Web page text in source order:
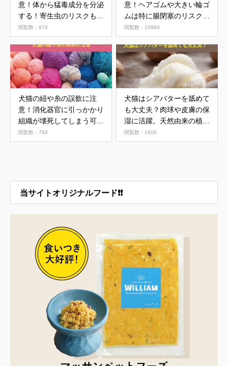
意！体から猛毒成分を分泌
する！寄生虫のリスクもあ
り
閲覧数：874
意！ヘアゴムや大きい輪ゴ
ムは特に腸閉塞のリスクが
高い！
閲覧数：15984
犬猫の紐や糸の誤飲に注
意！消化器官に引っかかり
組織が壊死してしまう可能
性も
閲覧数：793
犬猫はシアバターを舐めて
も大丈夫？肉球や皮膚の保
湿に活躍。天然由来の植物
油
閲覧数：1606
当サイトオリジナルフード❗❗